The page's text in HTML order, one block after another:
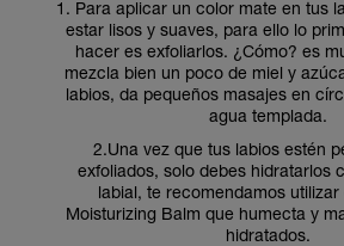
1. Para aplicar un color mate en tus
estar lisos y suaves, para ello lo
hacer es exfoliarlos. ¿Cómo? es
mezcla bien un poco de miel y
labios, da pequeños masajes en
agua templada.
2.Una vez que tus labios estén
exfoliados, solo debes hidratarlos
labial, te recomendamos
Moisturizing Balm que humecta y
hidratados.